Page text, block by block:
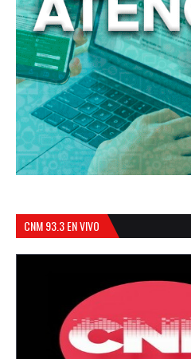
CNM 93.3 EN VIVO